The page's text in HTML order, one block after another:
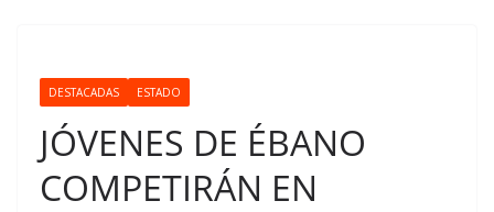
DESTACADAS ESTADO
JÓVENES DE ÉBANO
COMPETIRÁN EN